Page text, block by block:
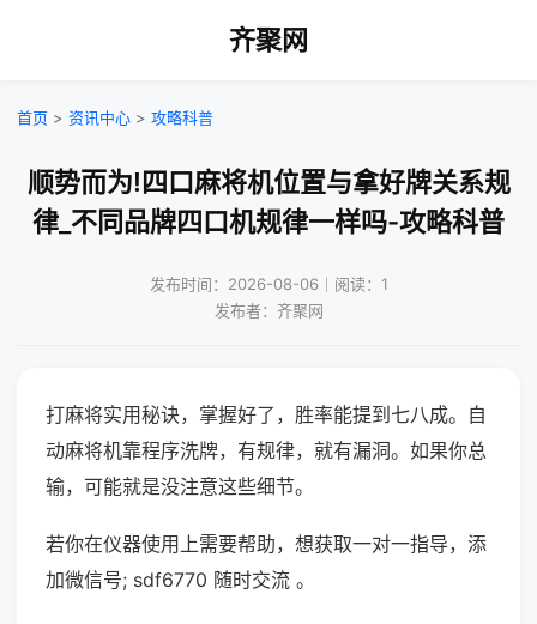
齐聚网
首页 > 资讯中心 > 攻略科普
顺势而为!四口麻将机位置与拿好牌关系规
律_不同品牌四口机规律一样吗-攻略科普
发布时间：2026-08-06｜阅读：1
发布者：齐聚网
打麻将实用秘诀，掌握好了，胜率能提到七八成。自
动麻将机靠程序洗牌，有规律，就有漏洞。如果你总
输，可能就是没注意这些细节。
若你在仪器使用上需要帮助，想获取一对一指导，添
加微信号; sdf6770 随时交流 。